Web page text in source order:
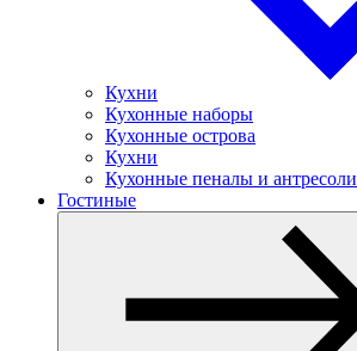
Кухни
Кухонные наборы
Кухонные острова
Кухни
Кухонные пеналы и антресоли
Гостиные